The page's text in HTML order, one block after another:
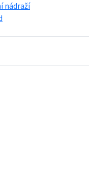
nádraží